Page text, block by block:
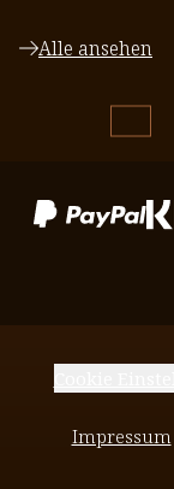
Alle ansehen
Impressum